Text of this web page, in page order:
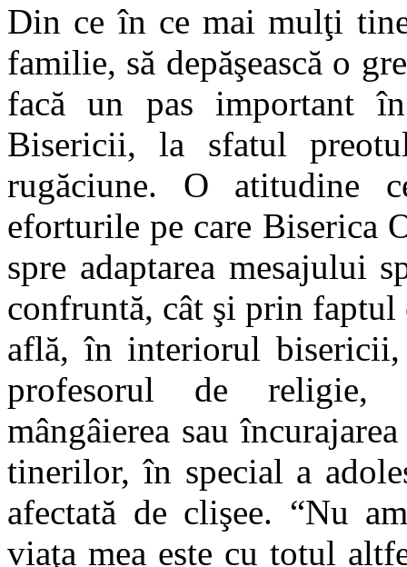
Din ce în ce mai mulţi
familie, să depăşească o
facă un pas important
Bisericii, la sfatul
rugăciune. O atitudine
eforturile pe care Biserica
spre adaptarea mesajului
confruntă, cât şi prin
află, în interiorul
profesorul de religie,
mângâierea sau
tinerilor, în special a
afectată de clişee. “Nu
viaţa mea este cu totul